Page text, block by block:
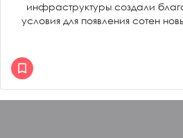
инфраструктуры создали
условия для появления сотен